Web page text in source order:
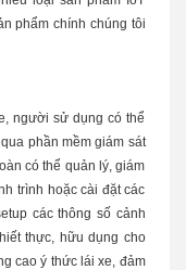
phẩm chính chúng tôi
người sử dụng có thể
phần mềm giám sát
có thể quản lý, giám
trình hoặc cài đặt các
các thông số cảnh
thực, hữu dụng cho
cao ý thức lái xe, đảm